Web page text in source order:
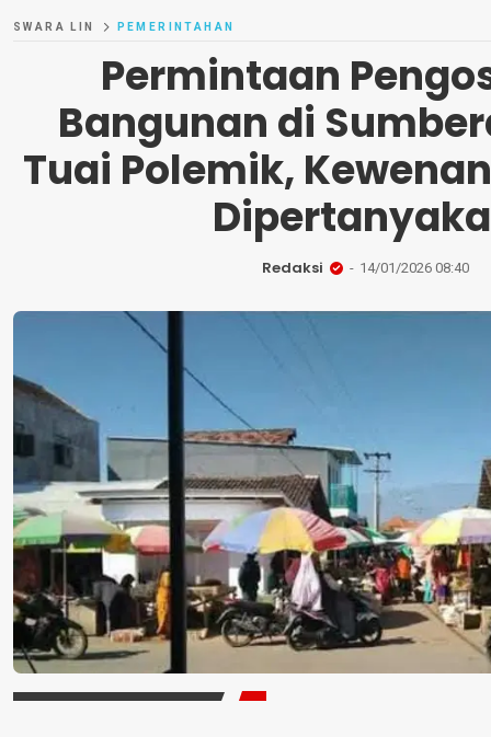
SWARA LIN PEMERINTAHAN
Permintaan
Bangunan di
Tuai Polemik,
Redaksi 14/01/2026 08:40